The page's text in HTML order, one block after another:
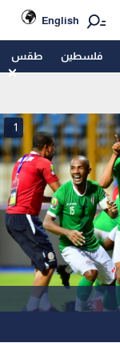
English
فلسطين طقس
1